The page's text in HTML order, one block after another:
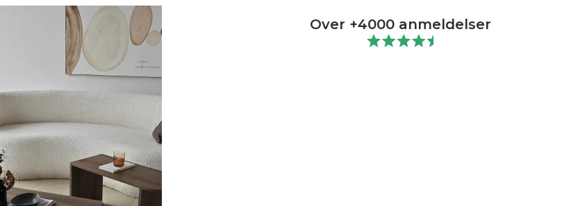
Over +4000 anmeldelser